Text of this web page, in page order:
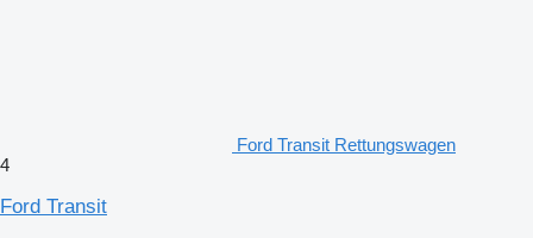
Ford Transit Rettungswagen
4
Ford Transit